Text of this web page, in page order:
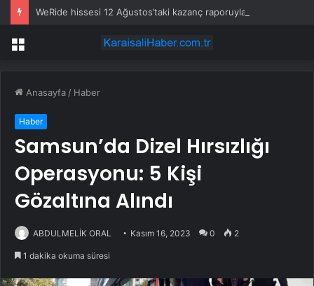
Menü
Anasayfa / Haber
Haber
Samsun’da Dizel Hırsızlığı
Operasyonu: 5 Kişi
Gözaltına Alındı
ABDULMELİK ORAL Kasım 16, 2023 0 2
1 dakika okuma süresi